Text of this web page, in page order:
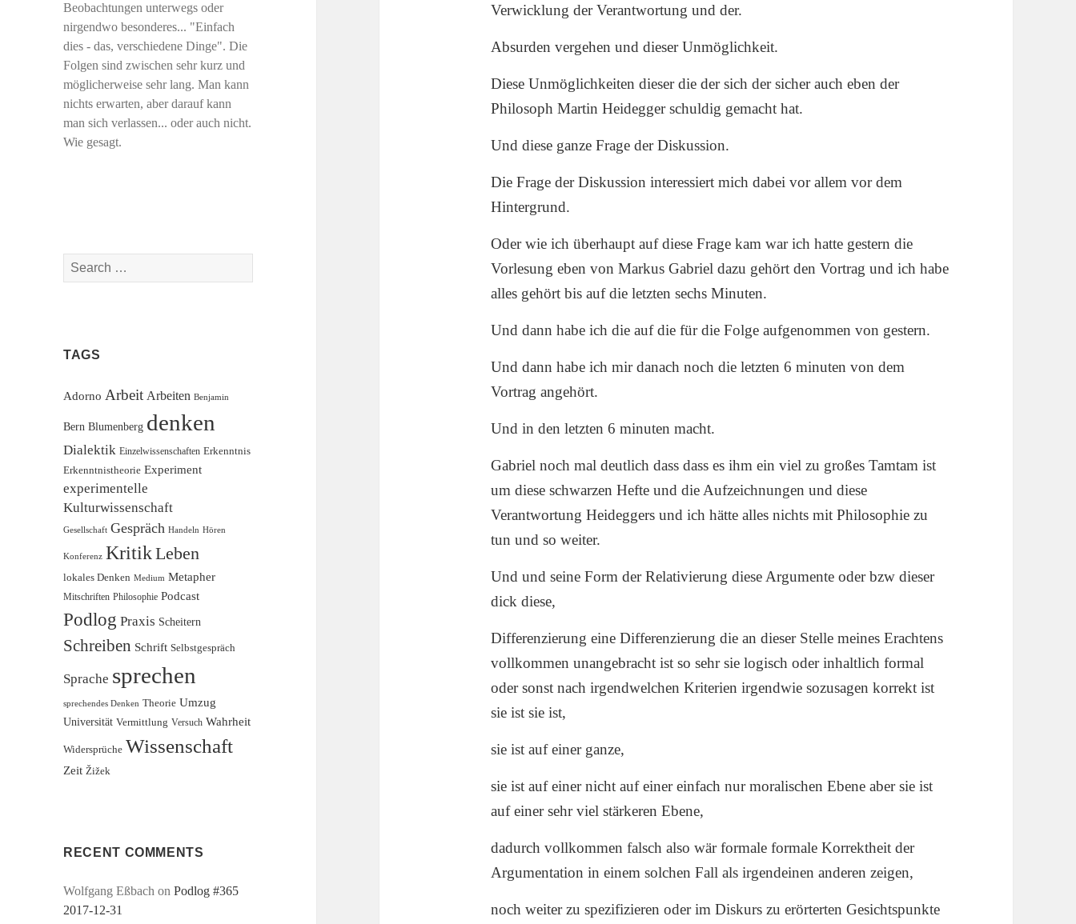
Beobachtungen unterwegs oder
nirgendwo besonderes... "Einfach
dies - das, verschiedene Dinge". Die
Folgen sind zwischen sehr kurz und
möglicherweise sehr lang. Man kann
nichts erwarten, aber darauf kann
man sich verlassen... oder auch nicht.
Wie gesagt.
Search
for:
TAGS
Adorno Arbeit Arbeiten Benjamin
Bern Blumenberg denken
Dialektik Einzelwissenschaften Erkenntnis
Erkenntnistheorie Experiment
experimentelle
Kulturwissenschaft
Gesellschaft Gespräch Handeln Hören
Konferenz KritikLeben
lokales Denken Medium Metapher
Mitschriften Philosophie Podcast
Podlog Praxis Scheitern
Schreiben Schrift Selbstgespräch
Sprache sprechen
sprechendes Denken Theorie Umzug
Universität Vermittlung Versuch Wahrheit
Widersprüche Wissenschaft
Zeit Žižek
RECENT COMMENTS
Wolfgang Eßbach onPodlog #365
2017-12-31
Verwicklung der Verantwortung und der.
Absurden vergehen und dieser Unmöglichkeit.
Diese Unmöglichkeiten dieser die der sich der sicher auch eben der
Philosoph Martin Heidegger schuldig gemacht hat.
Und diese ganze Frage der Diskussion.
Die Frage der Diskussion interessiert mich dabei vor allem vor dem
Hintergrund.
Oder wie ich überhaupt auf diese Frage kam war ich hatte gestern die
Vorlesung eben von Markus Gabriel dazu gehört den Vortrag und ich habe
alles gehört bis auf die letzten sechs Minuten.
Und dann habe ich die auf die für die Folge aufgenommen von gestern.
Und dann habe ich mir danach noch die letzten 6 minuten von dem
Vortrag angehört.
Und in den letzten 6 minuten macht.
Gabriel noch mal deutlich dass dass es ihm ein viel zu großes Tamtam ist
um diese schwarzen Hefte und die Aufzeichnungen und diese
Verantwortung Heideggers und ich hätte alles nichts mit Philosophie zu
tun und so weiter.
Und und seine Form der Relativierung diese Argumente oder bzw dieser
dick diese,
Differenzierung eine Differenzierung die an dieser Stelle meines Erachtens
vollkommen unangebracht ist so sehr sie logisch oder inhaltlich formal
oder sonst nach irgendwelchen Kriterien irgendwie sozusagen korrekt ist
sie ist sie ist,
sie ist auf einer ganze,
sie ist auf einer nicht auf einer einfach nur moralischen Ebene aber sie ist
auf einer sehr viel stärkeren Ebene,
dadurch vollkommen falsch also wär formale formale Korrektheit der
Argumentation in einem solchen Fall als irgendeinen anderen zeigen,
noch weiter zu spezifizieren oder im Diskurs zu erörterten Gesichtspunkte